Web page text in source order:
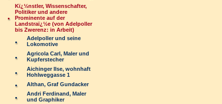
Kï¿½nstler, Wissenschafter,
Politiker und andere
Prominente auf der
Landstraï¿½e (von Adelpoller
bis Zwerenz: in Arbeit)
Adelpoller und seine
Lokomotive
Agricola Carl, Maler und
Kupferstecher
Aichinger Ilse, wohnhaft
Hohlweggasse 1
Althan, Graf Gundacker
Andri Ferdinand, Maler
und Graphiker